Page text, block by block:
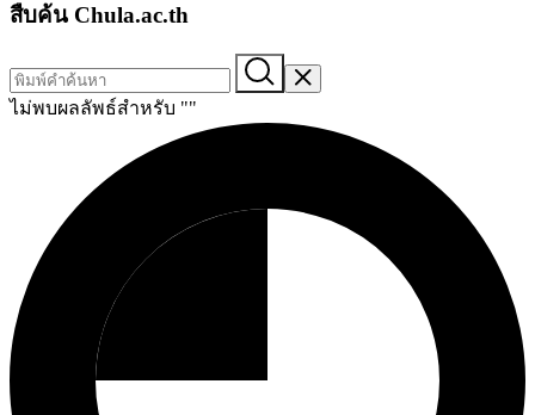
สืบค้น Chula.ac.th
ไม่พบผลลัพธ์สำหรับ ""